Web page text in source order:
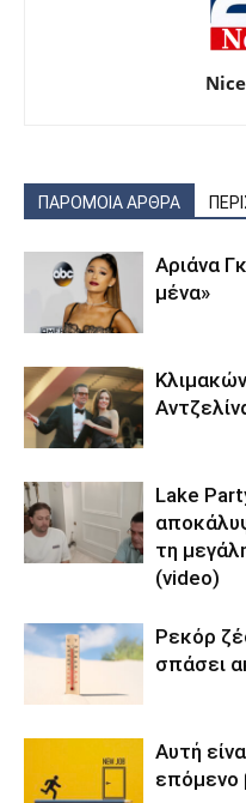
ΠΑΡΟΜΟΙΑ ΑΡΘΡΑ
Αριάνα
μένα»
Lake
τη
(video)
Ρεκόρ
σπάσει
Αυτή
επόμενο